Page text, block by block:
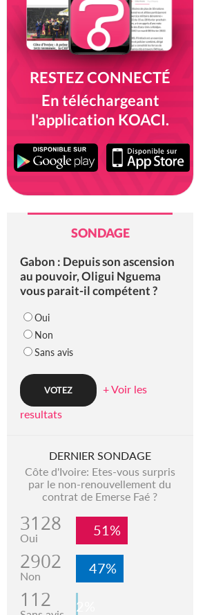
RESTEZ CONNECTÉ
En téléchargeant
l'application KOACI.
SONDAGE
Gabon : Depuis son ascension
au pouvoir, Oligui Nguema
vous parait-il compétent ?
Oui
Non
Sans avis
+ Voir les
resultats
DERNIER SONDAGE
Côte d'Ivoire: Etes-vous surpris
par le non-renouvellement du
contrat de Emerse Faé ?
3128
Oui 51%
2902
Non 47%
112 2%